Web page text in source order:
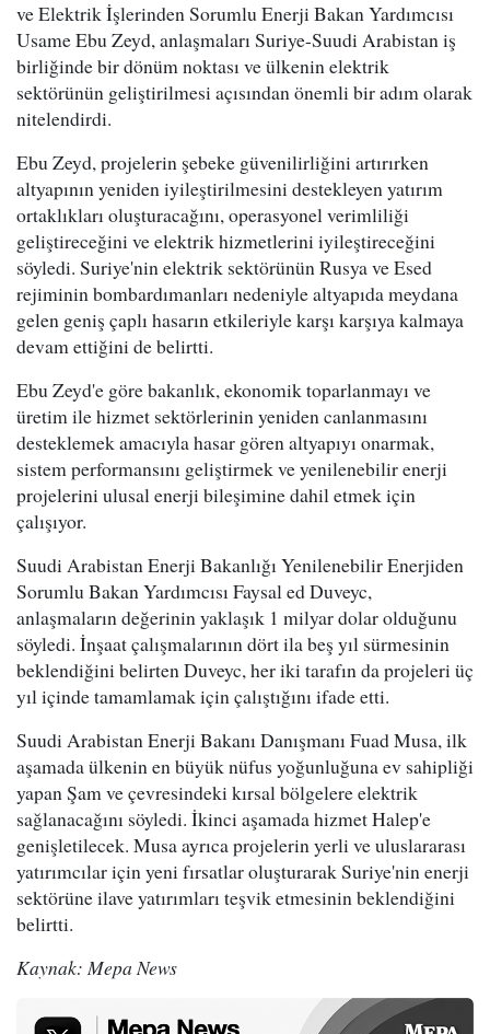
ve Elektrik İşlerinden Sorumlu Enerji Bakan Yardımcısı
Usame Ebu Zeyd, anlaşmaları Suriye-Suudi Arabistan iş
birliğinde bir dönüm noktası ve ülkenin elektrik
sektörünün geliştirilmesi açısından önemli bir adım olarak
nitelendirdi.
Ebu Zeyd, projelerin şebeke güvenilirliğini artırırken
altyapının yeniden iyileştirilmesini destekleyen yatırım
ortaklıkları oluşturacağını, operasyonel verimliliği
geliştireceğini ve elektrik hizmetlerini iyileştireceğini
söyledi. Suriye'nin elektrik sektörünün Rusya ve Esed
rejiminin bombardımanları nedeniyle altyapıda meydana
gelen geniş çaplı hasarın etkileriyle karşı karşıya kalmaya
devam ettiğini de belirtti.
Ebu Zeyd'e göre bakanlık, ekonomik toparlanmayı ve
üretim ile hizmet sektörlerinin yeniden canlanmasını
desteklemek amacıyla hasar gören altyapıyı onarmak,
sistem performansını geliştirmek ve yenilenebilir enerji
projelerini ulusal enerji bileşimine dahil etmek için
çalışıyor.
Suudi Arabistan Enerji Bakanlığı Yenilenebilir Enerjiden
Sorumlu Bakan Yardımcısı Faysal ed Duveyc,
anlaşmaların değerinin yaklaşık 1 milyar dolar olduğunu
söyledi. İnşaat çalışmalarının dört ila beş yıl sürmesinin
beklendiğini belirten Duveyc, her iki tarafın da projeleri üç
yıl içinde tamamlamak için çalıştığını ifade etti.
Suudi Arabistan Enerji Bakanı Danışmanı Fuad Musa, ilk
aşamada ülkenin en büyük nüfus yoğunluğuna ev sahipliği
yapan Şam ve çevresindeki kırsal bölgelere elektrik
sağlanacağını söyledi. İkinci aşamada hizmet Halep'e
genişletilecek. Musa ayrıca projelerin yerli ve uluslararası
yatırımcılar için yeni fırsatlar oluşturarak Suriye'nin enerji
sektörüne ilave yatırımları teşvik etmesinin beklendiğini
belirtti.
Kaynak: Mepa News